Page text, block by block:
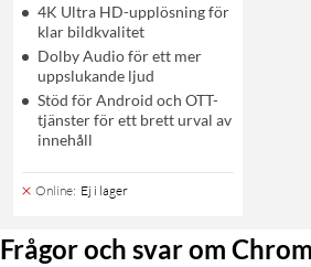
4K Ultra HD-upplösning för
klar bildkvalitet
Dolby Audio för ett mer
uppslukande ljud
Stöd för Android och OTT-
tjänster för ett brett urval av
innehåll
Online: Ej i lager
Frågor och svar om